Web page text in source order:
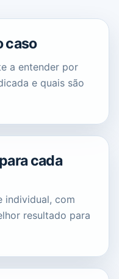
caso
a entender por
e quais são
cada
individual, com
resultado para